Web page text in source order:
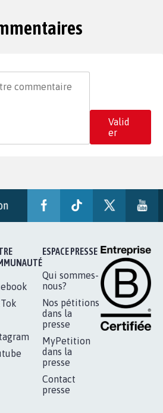
Valid
er
ESPACE PRESSE
Qui sommes-
nous?
Nos pétitions
dans la
presse
MyPetition
dans la
presse
Contact
presse